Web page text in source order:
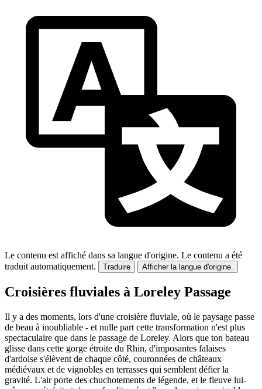
Le contenu est affiché dans sa langue d'origine. Le contenu a été
traduit automatiquement.
Traduire Afficher la langue d'origine.
Croisières fluviales à Loreley Passage
Il y a des moments, lors d'une croisière fluviale, où le paysage passe
de beau à inoubliable - et nulle part cette transformation n'est plus
spectaculaire que dans le passage de Loreley. Alors que ton bateau
glisse dans cette gorge étroite du Rhin, d'imposantes falaises
d'ardoise s'élèvent de chaque côté, couronnées de châteaux
médiévaux et de vignobles en terrasses qui semblent défier la
gravité. L'air porte des chuchotements de légende, et le fleuve lui-